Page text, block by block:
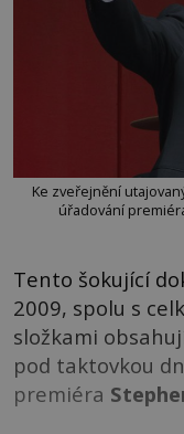
Ke zveřejnění
úřadování
Tento šokující
2009, spolu s
složkami
pod taktovkou
premiéra